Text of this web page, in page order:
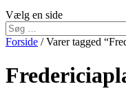
Vælg en side
Forside / Varer tagged